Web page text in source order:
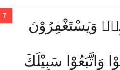
وَيَسْتَغْفِرُوْنَ
وَاتَّبَعُوْا سَبِيْلَكَ